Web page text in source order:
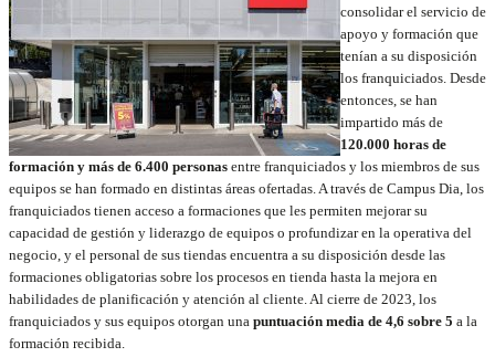
consolidar el servicio de
apoyo y formación que
tenían a su disposición
los franquiciados. Desde
entonces, se han
impartido más de
120.000 horas de
formación y más de 6.400 personas entre franquiciados y los miembros de sus
equipos se han formado en distintas áreas ofertadas. A través de Campus Dia, los
franquiciados tienen acceso a formaciones que les permiten mejorar su
capacidad de gestión y liderazgo de equipos o profundizar en la operativa del
negocio, y el personal de sus tiendas encuentra a su disposición desde las
formaciones obligatorias sobre los procesos en tienda hasta la mejora en
habilidades de planificación y atención al cliente. Al cierre de 2023, los
franquiciados y sus equipos otorgan una puntuación media de 4,6 sobre 5 a la
formación recibida.